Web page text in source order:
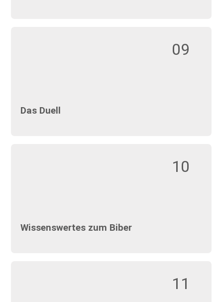
09
Das Duell
10
Wissenswertes zum Biber
11